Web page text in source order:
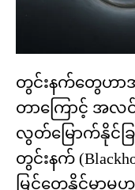
တွင်းနက်တွေဟာ
တာကြောင့် အလ
လွတ်မြောက်နိုင်ခြ
တွင်းနက်
မြင်တွေ့နိုင်မှာမ